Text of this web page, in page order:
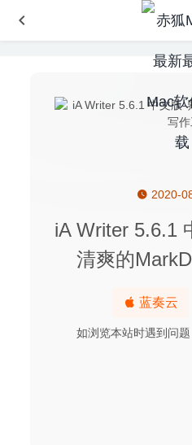
2020-
iA Writer 5.6.1
清爽的
蓝奏云
如浏览本站时遇到问
Athentech Perfectly Clear
ON1 HDR 2020.1 14.1.1
2020-04-10
uDock 5.3 – 轻量级 Dock 栏
Hookshot 1.24 – 优秀的窗口
Bob 0.10.3 中文版-非常好用